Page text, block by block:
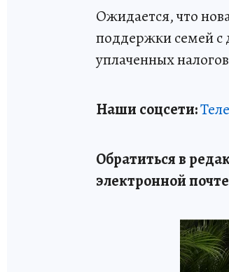
Ожидается, что
поддержки семей с
уплаченных
Наши соцсети:
Обратиться в
электронной почте